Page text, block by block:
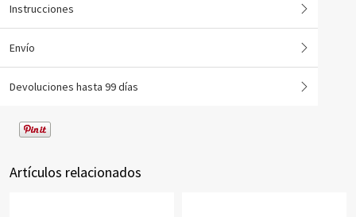
Instrucciones
Envío
Devoluciones hasta 99 días
Artículos relacionados